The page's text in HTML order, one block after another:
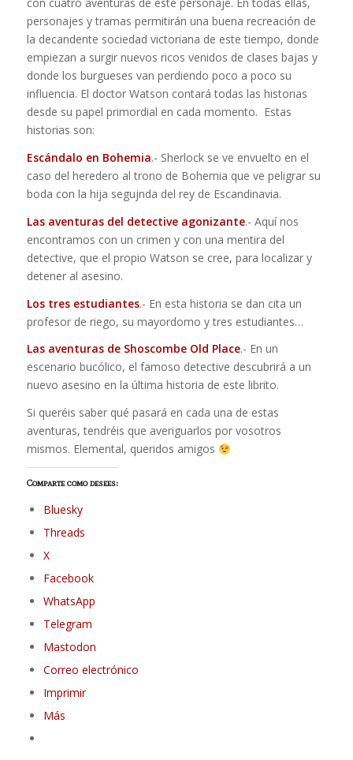
personajes y tramas permitirán una buena recreación de
la decandente sociedad victoriana de este tiempo, donde
empiezan a surgir nuevos ricos venidos de clases bajas y
donde los burgueses van perdiendo poco a poco su
influencia. El doctor Watson contará todas las historias
desde su papel primordial en cada momento. Estas
historias son:
Escándalo en Bohemia.- Sherlock se ve envuelto en el
caso del heredero al trono de Bohemia que ve peligrar su
boda con la hija segujnda del rey de Escandinavia.
Las aventuras del detective agonizante.- Aquí nos
encontramos con un crimen y con una mentira del
detective, que el propio Watson se cree, para localizar y
detener al asesino.
Los tres estudiantes.- En esta historia se dan cita un
profesor de riego, su mayordomo y tres estudiantes…
Las aventuras de Shoscombe Old Place.- En un
escenario bucólico, el famoso detective descubrirá a un
nuevo asesino en la última historia de este librito.
Si queréis saber qué pasará en cada una de estas
aventuras, tendréis que averiguarlos por vosotros
mismos. Elemental, queridos amigos
Comparte como desees:
Bluesky
Threads
X
Facebook
WhatsApp
Telegram
Mastodon
Correo electrónico
Imprimir
Más